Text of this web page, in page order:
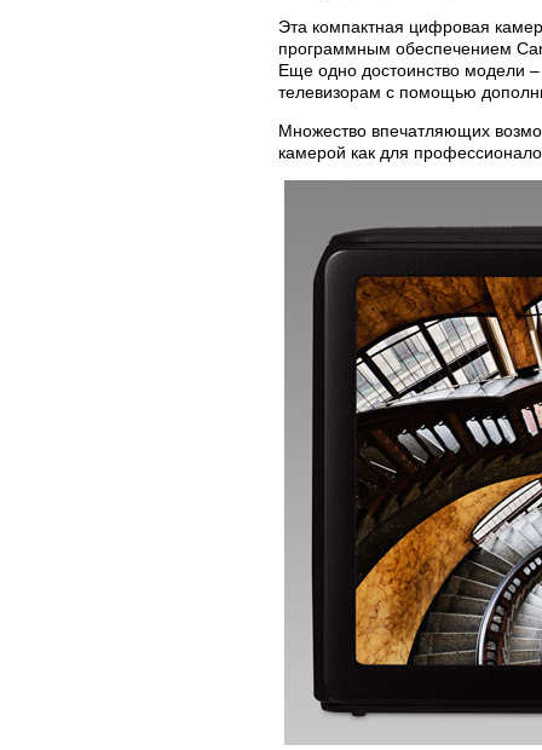
Эта компактная цифровая
программным обеспечением
Еще одно достоинство модели
телевизорам с помощью
Множество впечатляющих
камерой как для